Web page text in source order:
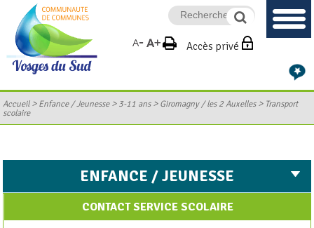
Accès privé
Accueil>Enfance / Jeunesse>3-11 ans>Giromagny / les 2 Auxelles> Transport
scolaire
ENFANCE / JEUNESSE
CONTACT SERVICE SCOLAIRE